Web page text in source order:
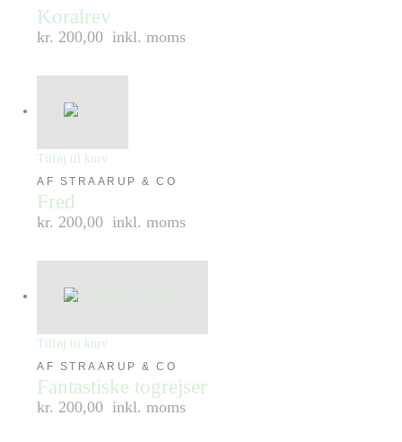
Koralrev
kr. 200,00 inkl. moms
Tilføj til kurv
AF STRAARUP & CO
Fred
kr. 200,00 inkl. moms
Tilføj til kurv
AF STRAARUP & CO
Fantastiske togrejser
kr. 200,00 inkl. moms